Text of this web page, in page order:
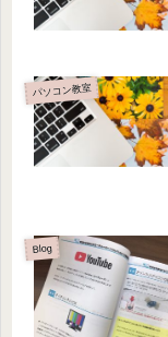
パソコン教室
Blog